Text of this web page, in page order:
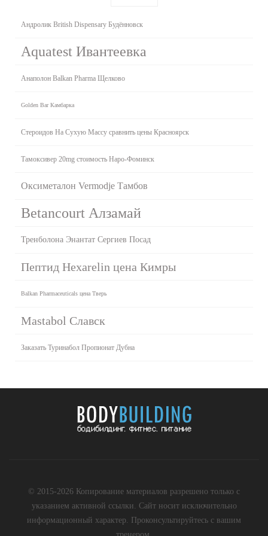
Андролик British Dispensary Будённовск
Aquatest Ивантеевка
Анаполон Balkan Pharma Щелково
Golden Bar Камбарка
Стероидов На Сухую Массу сравнить цены Красноярск
Тамоксивер 20mg стоимость Наро-Фоминск
Оксиметалон Vermodje Тамбов
Betancourt Алзамай
Тренболона Энантат Сергиев Посад
Пептид Hexarelin цена Кимры
Balkan Pharmaceuticals цена Тверь
Mastabol Славск
Заказать Туринабол Пропионат Дубна
© 2015-2026 Копирование материалов разрешено только с
указанием активной ссылки. Сайт носит исключительно
информационный характер. Проконсультируйтесь с вашим